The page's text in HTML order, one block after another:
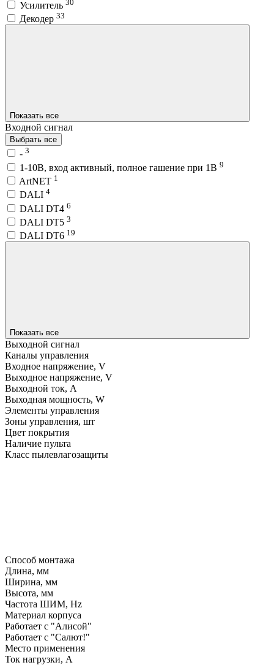
Усилитель 30
Декодер 33
Показать все
Входной сигнал
Выбрать все
- 3
1-10В, вход активный, полное гашение при 1В 9
ArtNET 1
DALI 4
DALI DT4 6
DALI DT5 3
DALI DT6 19
Показать все
Выходной сигнал
Каналы управления
Входное напряжение, V
Выходное напряжение, V
Выходной ток, A
Выходная мощность, W
Элементы управления
Зоны управления, шт
Цвет покрытия
Наличие пульта
Класс пылевлагозащиты
Способ монтажа
Длина, мм
Ширина, мм
Высота, мм
Частота ШИМ, Hz
Материал корпуса
Работает с "Алисой"
Работает с "Салют!"
Место применения
Ток нагрузки, A